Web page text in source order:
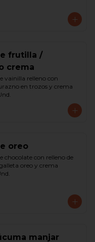
frutilla /
crema
vainilla relleno con
en trozos y crema
oreo
chocolate con relleno de
oreo y crema
manjar